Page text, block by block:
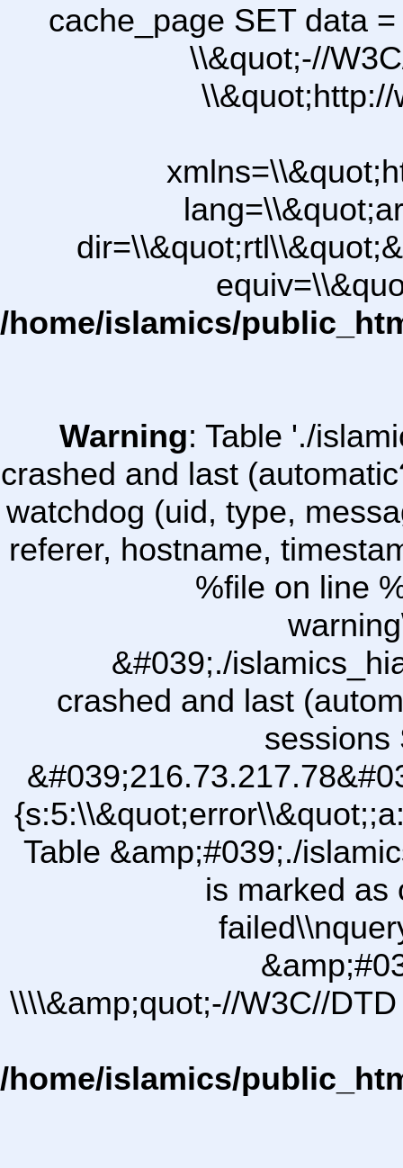
cache_page SET data
\\&quot;-//
/home/islamics/
Warning: Table './
crashed and last
watchdog (uid, type,
referer, hostname,
%file on line
&#039;./
crashed and last
sessions
Table &amp;#039;./
is marked as
\\\\&amp;quot;-//W3C//
/home/islamics/